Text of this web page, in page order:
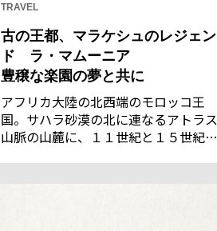
TRAVEL
古の王都、マラケシュのレジェン
ド ラ・マムーニア
豊穣な楽園の夢と共に
アフリカ大陸の北西端のモロッコ王
国。サハラ砂漠の北に連なるアトラス
山脈の山麓に、１１世紀と１５世紀の